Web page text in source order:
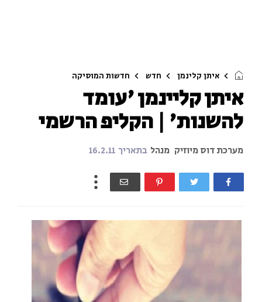
איתן קלינמן חדש חדשות המוסיקה
איתן קליינמן 'עומד
להשנות' | הקליפ הרשמי
מערכת דוס מיוזיק מנהל בתאריך 16.2.11